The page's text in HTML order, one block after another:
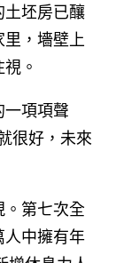
土坯房已釀
，墻壁上
。
一項項聲
很好，未來
第七次全
人中擁有年